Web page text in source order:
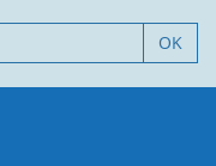
OK